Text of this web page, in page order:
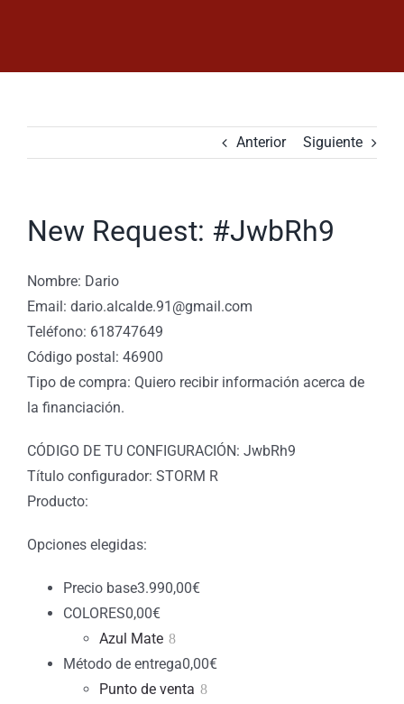
Anterior Siguiente
New Request: #JwbRh9
Nombre: Dario
Email: dario.alcalde.91@gmail.com
Teléfono: 618747649
Código postal: 46900
Tipo de compra: Quiero recibir información acerca de
la financiación.
CÓDIGO DE TU CONFIGURACIÓN: JwbRh9
Título configurador: STORM R
Producto:
Opciones elegidas:
Precio base3.990,00€
COLORES0,00€
Azul Mate
Método de entrega0,00€
Punto de venta